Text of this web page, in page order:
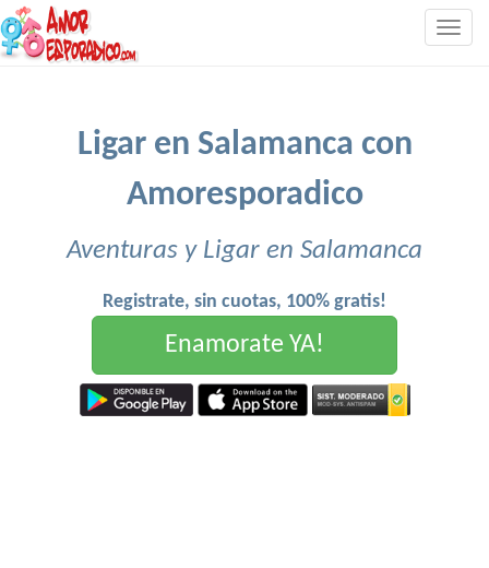
Ligar en Salamanca con
Amoresporadico
Aventuras y Ligar en Salamanca
Registrate, sin cuotas, 100% gratis!
Enamorate YA!